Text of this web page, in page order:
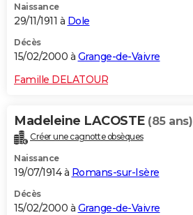
Naissance
29/11/1911 à Dole
Décès
15/02/2000 à Grange-de-Vaivre
Famille DELATOUR
Madeleine LACOSTE (85 ans)
Créer une cagnotte obsèques
Naissance
19/07/1914 à Romans-sur-Isère
Décès
15/02/2000 à Grange-de-Vaivre